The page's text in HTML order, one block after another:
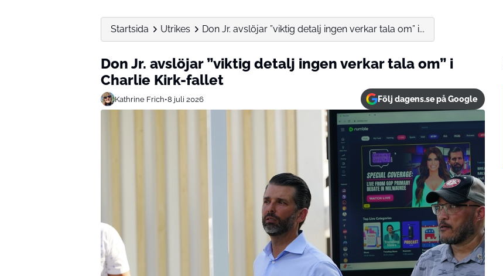
Startsida Utrikes Don Jr. avslöjar ”viktig detalj ingen verkar tala om” i...
Don Jr. avslöjar ”viktig detalj ingen verkar tala om” i
Charlie Kirk-fallet
Kathrine Frich•8 juli 2026 Följ dagens.se på Google